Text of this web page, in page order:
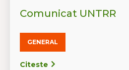
Comunicat UNTRR
GENERAL
Citeste